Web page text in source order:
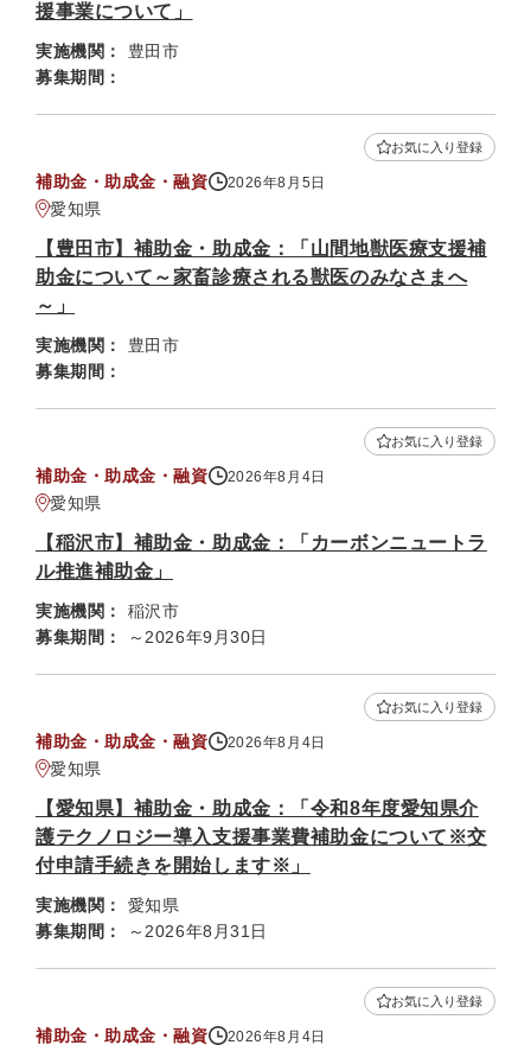
援事業について」
実施機関：
豊田市
募集期間：
補助金・助成金・融資 2026年8月5日
愛知県
お気に入り登録
【豊田市】補助金・助成金：「山間地獣医療支援補
助金について～家畜診療される獣医のみなさまへ
～」
実施機関：
豊田市
募集期間：
補助金・助成金・融資 2026年8月4日
愛知県
お気に入り登録
【稲沢市】補助金・助成金：「カーボンニュートラ
ル推進補助金」
実施機関：
稲沢市
募集期間：
～2026年9月30日
補助金・助成金・融資 2026年8月4日
愛知県
お気に入り登録
【愛知県】補助金・助成金：「令和8年度愛知県介
護テクノロジー導入支援事業費補助金について※交
付申請手続きを開始します※」
実施機関：
愛知県
募集期間：
～2026年8月31日
補助金・助成金・融資 2026年8月4日
お気に入り登録